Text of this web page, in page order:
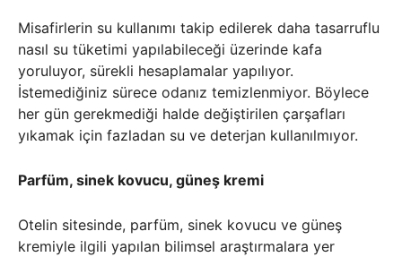
Misafirlerin su kullanımı takip edilerek daha tasarruflu
nasıl su tüketimi yapılabileceği üzerinde kafa
yoruluyor, sürekli hesaplamalar yapılıyor.
İstemediğiniz sürece odanız temizlenmiyor. Böylece
her gün gerekmediği halde değiştirilen çarşafları
yıkamak için fazladan su ve deterjan kullanılmıyor.
Parfüm, sinek kovucu, güneş kremi
Otelin sitesinde, parfüm, sinek kovucu ve güneş
kremiyle ilgili yapılan bilimsel araştırmalara yer